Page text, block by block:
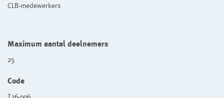
CLB-medewerkers
Maximum aantal deelnemers
25
Code